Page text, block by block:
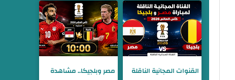
القنوات المجانية الناقلة
مصر وبلجيكا.. مشاهدة